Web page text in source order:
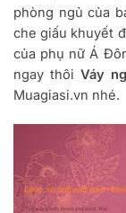
phòng ngủ của
che giấu khuyết
của phụ nữ Á
ngay thôiVáy
Muagiasi.vn nhé.